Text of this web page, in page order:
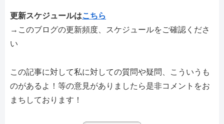
更新スケジュールはこちら
→このブログの更新頻度、スケジュールをご確認くださ
い
この記事に対して私に対しての質問や疑問、こういうも
のがあるよ！等の意見がありましたら是非コメントをお
まちしております！